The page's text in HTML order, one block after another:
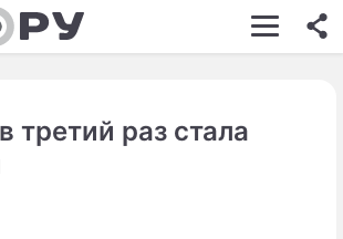
ШОУ-БИЗНЕС
КИНО
третий раз стала